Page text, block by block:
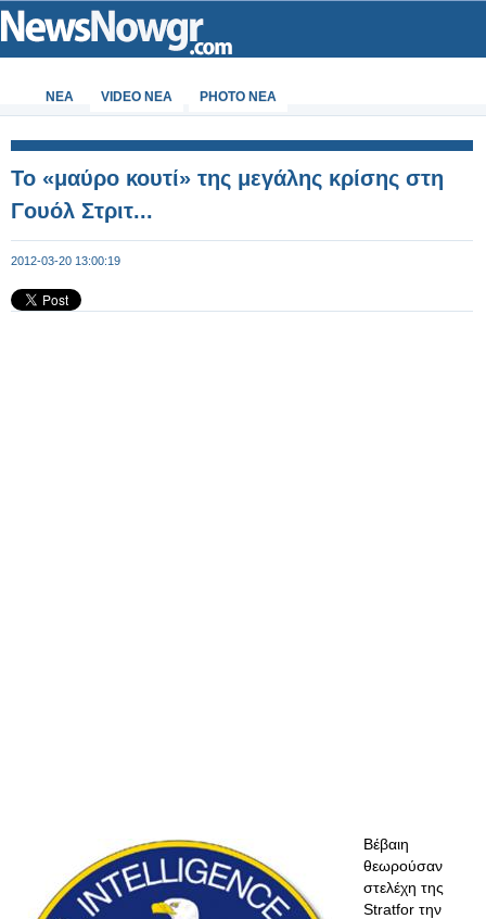
ΝΕΑ VIDEO NEA PHOTO NEA
Το «μαύρο κουτί» της μεγάλης κρίσης στη
Γουόλ Στριτ...
2012-03-20 13:00:19
Βέβαιη
θεωρούσαν
στελέχη της
Stratfor την